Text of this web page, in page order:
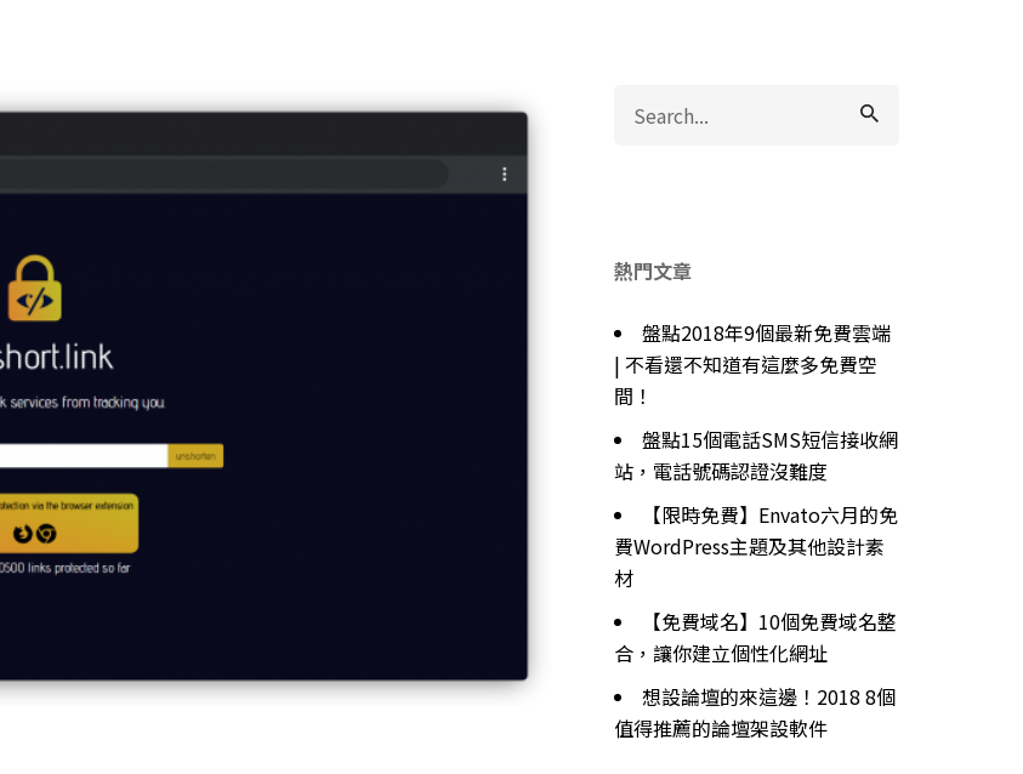
for
熱門文章
盤點2018年9個最新免費雲端
| 不看還不知道有這麼多免費空
間！
盤點15個電話SMS短信接收網
站，電話號碼認證沒難度
【限時免費】Envato六月的免
費WordPress主題及其他設計素
材
【免費域名】10個免費域名整
合，讓你建立個性化網址
想設論壇的來這邊！2018 8個
值得推薦的論壇架設軟件